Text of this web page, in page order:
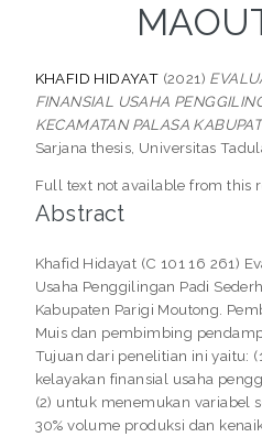
KHAFID HIDAYAT (2021)
FINANSIAL USAHA
KECAMATAN PALASA
Sarjana thesis, Universitas
Full text not available from this
Abstract
Khafid Hidayat (C 101 16 261)
Usaha Penggilingan Padi
Kabupaten Parigi Moutong.
Muis dan pembimbing
Tujuan dari penelitian ini yaitu:
kelayakan finansial usaha
(2) untuk menemukan variabel
30% volume produksi dan